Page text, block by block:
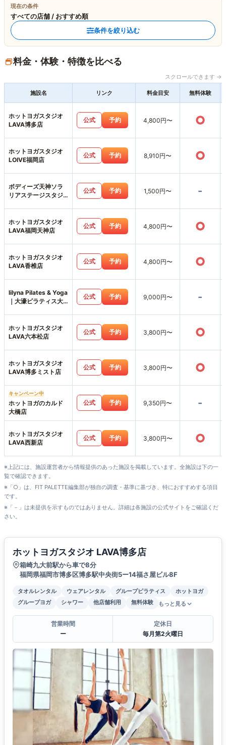
現在の条件
すべての店舗 / おすすめ順
条件を絞り込む
料金・体験・特徴を比べる
スクロールできます →
施設名 リンク 料金目安 無料体験
ホットヨガスタジオ
LAVA博多店
公式 予約 4,800円〜 ○
ホットヨガスタジオ
LOIVE福岡店
公式 予約 8,910円〜 ○
ボディーズ天神ソラ
リアステージスタジ
公式 予約 1,500円〜 -
ホットヨガスタジオ
LAVA福岡天神店
公式 予約 4,800円〜 ○
ホットヨガスタジオ
LAVA香椎店
公式 予約 4,800円〜 ○
lilyna Pilates & Yoga
｜大濠ピラティス大
公式 予約 9,000円〜 -
ホットヨガスタジオ
LAVA六本松店
公式 予約 3,800円〜 ○
ホットヨガスタジオ
LAVA博多ミスト店
公式 予約 3,800円〜 ○
キャンペーン中
ホットヨガのカルド
大橋店
公式 予約 9,350円〜 -
ホットヨガスタジオ
LAVA西新店
公式 予約 3,800円〜 ○
※上記には、施設運営者から情報提供のあった施設を掲載しています。全施設は下の一
覧で確認できます。
※「○」は、FIT PALETTE編集部が独自の調査・基準に基づき、特におすすめする項目
です。
※「－」は未提供を示すものではありません。詳細は各施設の公式サイトをご確認くだ
さい。
ホットヨガスタジオ LAVA博多店
箱崎九大前駅から車で8分
福岡県福岡市博多区博多駅中央街5ー14福さ屋ビル8F
タオルレンタル ウェアレンタル グループピラティス
ホットヨガ
グループヨガ
シャワー 他店舗利用 無料体験 もっと見る
営業時間
ー
定休日
毎月第2火曜日